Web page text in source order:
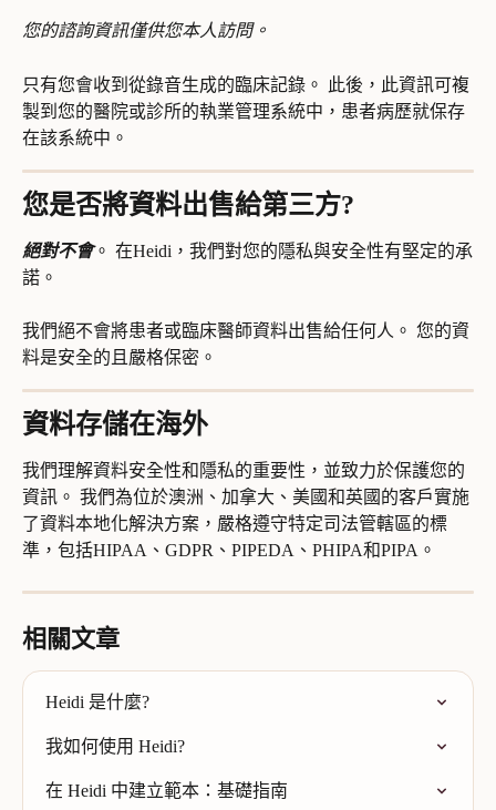
您的諮詢資訊僅供您本人訪問。
只有您會收到從錄音生成的臨床記錄。 此後，此資訊可複
製到您的醫院或診所的執業管理系統中，患者病歷就保存
在該系統中。
您是否將資料出售給第三方?
絕對不會。 在Heidi，我們對您的隱私與安全性有堅定的承
諾。
我們絕不會將患者或臨床醫師資料出售給任何人。 您的資
料是安全的且嚴格保密。
資料存儲在海外
我們理解資料安全性和隱私的重要性，並致力於保護您的
資訊。 我們為位於澳洲、加拿大、美國和英國的客戶實施
了資料本地化解決方案，嚴格遵守特定司法管轄區的標
準，包括HIPAA、GDPR、PIPEDA、PHIPA和PIPA。
相關文章
Heidi 是什麼?
我如何使用 Heidi?
在 Heidi 中建立範本：基礎指南